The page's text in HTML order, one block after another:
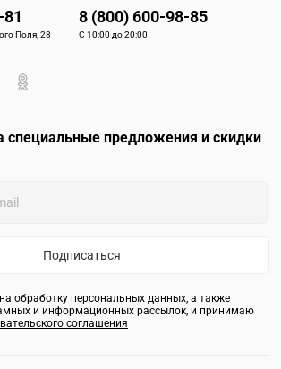
специальные предложения и скидки
Подписаться
обработку персональных данных, а также
и информационных рассылок, и принимаю
соглашения
Поля, 28
8 (800) 600-98-85
С 10:00 до 20:00